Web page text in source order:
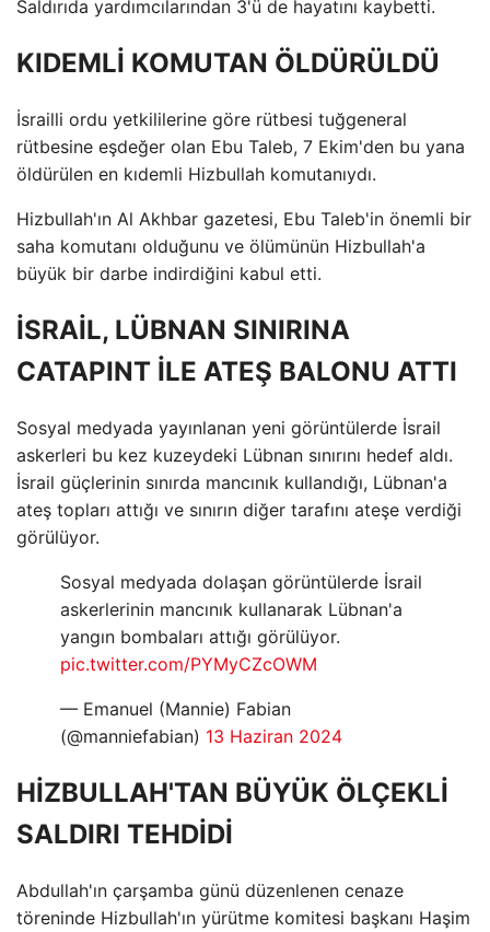
Saldırıda yardımcılarından 3'ü de hayatını kaybetti.
KIDEMLİ KOMUTAN ÖLDÜRÜLDÜ
İsrailli ordu yetkililerine göre rütbesi tuğgeneral
rütbesine eşdeğer olan Ebu Taleb, 7 Ekim'den bu yana
öldürülen en kıdemli Hizbullah komutanıydı.
Hizbullah'ın Al Akhbar gazetesi, Ebu Taleb'in önemli bir
saha komutanı olduğunu ve ölümünün Hizbullah'a
büyük bir darbe indirdiğini kabul etti.
İSRAİL, LÜBNAN SINIRINA
CATAPINT İLE ATEŞ BALONU ATTI
Sosyal medyada yayınlanan yeni görüntülerde İsrail
askerleri bu kez kuzeydeki Lübnan sınırını hedef aldı.
İsrail güçlerinin sınırda mancınık kullandığı, Lübnan'a
ateş topları attığı ve sınırın diğer tarafını ateşe verdiği
görülüyor.
Sosyal medyada dolaşan görüntülerde İsrail
askerlerinin mancınık kullanarak Lübnan'a
yangın bombaları attığı görülüyor.
pic.twitter.com/PYMyCZcOWM
— Emanuel (Mannie) Fabian
(@manniefabian) 13 Haziran 2024
HİZBULLAH'TAN BÜYÜK ÖLÇEKLİ
SALDIRI TEHDİDİ
Abdullah'ın çarşamba günü düzenlenen cenaze
töreninde Hizbullah'ın yürütme komitesi başkanı Haşim